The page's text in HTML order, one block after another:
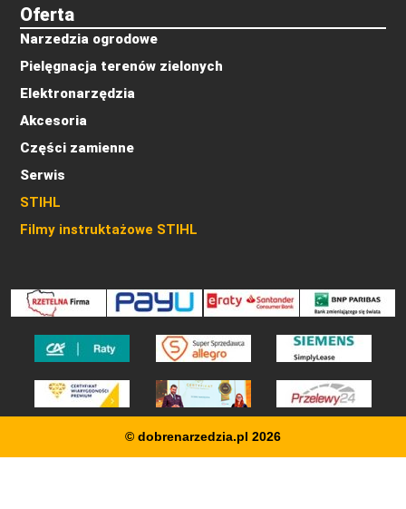
Oferta
Narzedzia ogrodowe
Pielęgnacja terenów zielonych
Elektronarzędzia
Akcesoria
Części zamienne
Serwis
STIHL
Filmy instruktażowe STIHL
© dobrenarzedzia.pl 2026